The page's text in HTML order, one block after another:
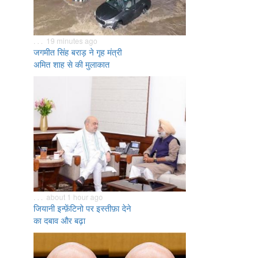
. . . 19 minutes ago
जगमीत सिंह बराड़ ने गृह मंत्री
अमित शाह से की मुलाकात
. . . about 1 hour ago
जियानी इन्फ़ेंटिनो पर इस्तीफ़ा देने
का दबाव और बढ़ा